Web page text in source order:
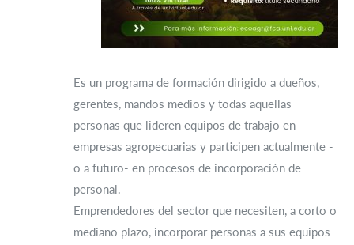
Es un programa de formación dirigido a dueños,
gerentes, mandos medios y todas aquellas
personas que lideren equipos de trabajo en
empresas agropecuarias y participen actualmente -
o a futuro- en procesos de incorporación de
personal.
Emprendedores del sector que necesiten, a corto o
mediano plazo, incorporar personas a sus equipos